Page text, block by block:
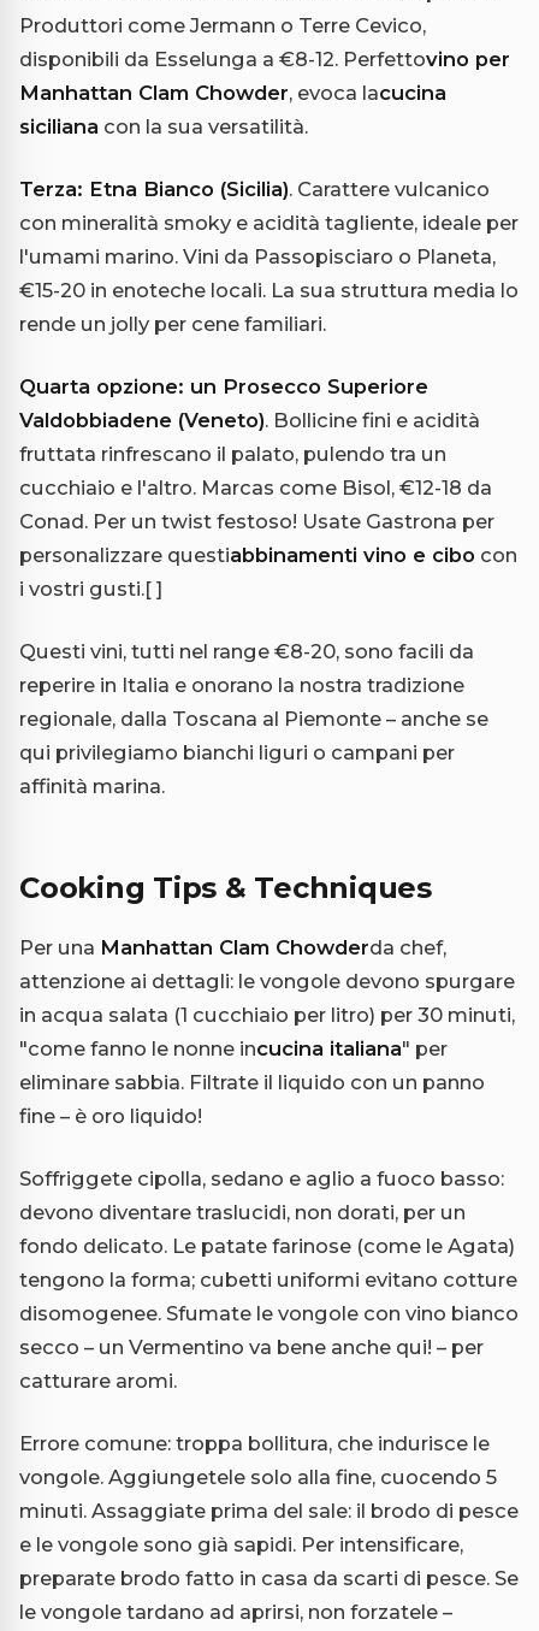
Produttori come Jermann o Terre Cevico,
disponibili da Esselunga a €8-12. Perfettovino per
Manhattan Clam Chowder, evoca lacucina
siciliana con la sua versatilità.
Terza: Etna Bianco (Sicilia). Carattere vulcanico
con mineralità smoky e acidità tagliente, ideale per
l'umami marino. Vini da Passopisciaro o Planeta,
€15-20 in enoteche locali. La sua struttura media lo
rende un jolly per cene familiari.
Quarta opzione: un Prosecco Superiore
Valdobbiadene (Veneto). Bollicine fini e acidità
fruttata rinfrescano il palato, pulendo tra un
cucchiaio e l'altro. Marcas come Bisol, €12-18 da
Conad. Per un twist festoso! Usate Gastrona per
personalizzare questiabbinamenti vino e cibo con
i vostri gusti.[ ]
Questi vini, tutti nel range €8-20, sono facili da
reperire in Italia e onorano la nostra tradizione
regionale, dalla Toscana al Piemonte – anche se
qui privilegiamo bianchi liguri o campani per
affinità marina.
Cooking Tips & Techniques
Per una Manhattan Clam Chowderda chef,
attenzione ai dettagli: le vongole devono spurgare
in acqua salata (1 cucchiaio per litro) per 30 minuti,
"come fanno le nonne incucina italiana" per
eliminare sabbia. Filtrate il liquido con un panno
fine – è oro liquido!
Soffriggete cipolla, sedano e aglio a fuoco basso:
devono diventare traslucidi, non dorati, per un
fondo delicato. Le patate farinose (come le Agata)
tengono la forma; cubetti uniformi evitano cotture
disomogenee. Sfumate le vongole con vino bianco
secco – un Vermentino va bene anche qui! – per
catturare aromi.
Errore comune: troppa bollitura, che indurisce le
vongole. Aggiungetele solo alla fine, cuocendo 5
minuti. Assaggiate prima del sale: il brodo di pesce
e le vongole sono già sapidi. Per intensificare,
preparate brodo fatto in casa da scarti di pesce. Se
le vongole tardano ad aprirsi, non forzatele –